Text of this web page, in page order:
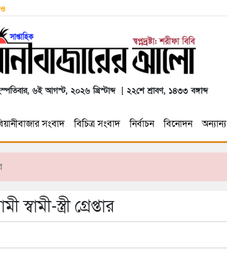
৬ই আগস্ট, ২০২৬ খ্রিস্টাব্দ | ২২শে শ্রাবণ, ১৪৩৩ বঙ্গাব্দ
সংবাদ বিচিত্র সংবাদ নির্বাচন বিনোদন অন্যান্য
স্ত্রী গ্রেপ্তার